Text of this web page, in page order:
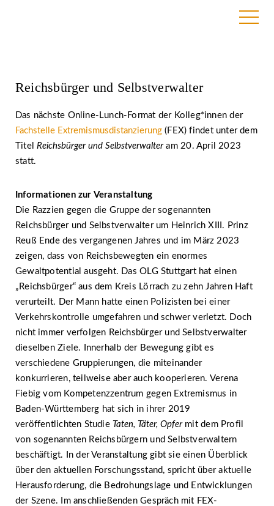
Reichsbürger und Selbstverwalter
Das nächste Online-Lunch-Format der Kolleg*innen der
Fachstelle Extremismusdistanzierung (FEX) findet unter dem
TitelReichsbürger und Selbstverwalteram 20. April 2023
statt.
Informationen zur Veranstaltung
Die Razzien gegen die Gruppe der sogenannten
Reichsbürger und Selbstverwalter um Heinrich XIII. Prinz
Reuß Ende des vergangenen Jahres und im März 2023
zeigen, dass von Reichsbewegten ein enormes
Gewaltpotential ausgeht. Das OLG Stuttgart hat einen
„Reichsbürger“ aus dem Kreis Lörrach zu zehn Jahren Haft
verurteilt. Der Mann hatte einen Polizisten bei einer
Verkehrskontrolle umgefahren und schwer verletzt. Doch
nicht immer verfolgen Reichsbürger und Selbstverwalter
dieselben Ziele. Innerhalb der Bewegung gibt es
verschiedene Gruppierungen, die miteinander
konkurrieren, teilweise aber auch kooperieren. Verena
Fiebig vom Kompetenzzentrum gegen Extremismus in
Baden-Württemberg hat sich in ihrer 2019
veröffentlichten Studie Taten, Täter, Opfermit dem Profil
von sogenannten Reichsbürgern und Selbstverwaltern
beschäftigt. In der Veranstaltung gibt sie einen Überblick
über den aktuellen Forschungsstand, spricht über aktuelle
Herausforderung, die Bedrohungslage und Entwicklungen
der Szene. Im anschließenden Gespräch mit FEX-